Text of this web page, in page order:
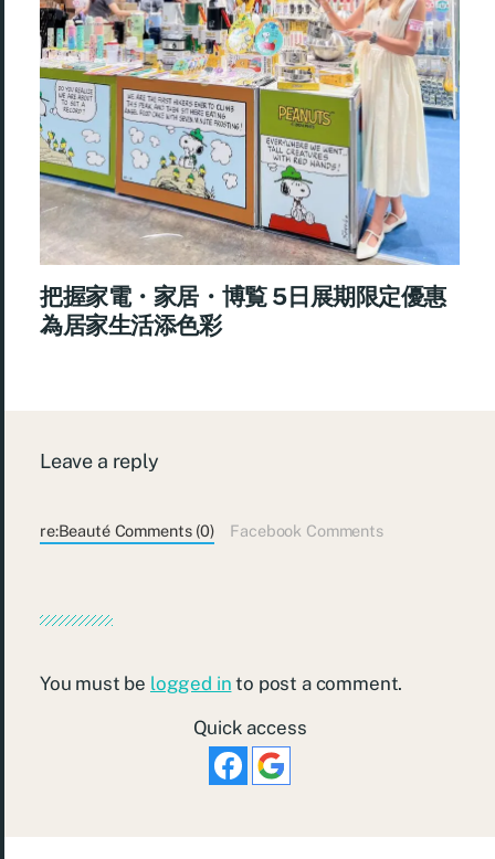
把握家電・家居・博覧 5日展期限定優惠
為居家生活添色彩
Leave a reply
re:Beauté Comments (0) Facebook Comments
You must be logged in to post a comment.
Quick access